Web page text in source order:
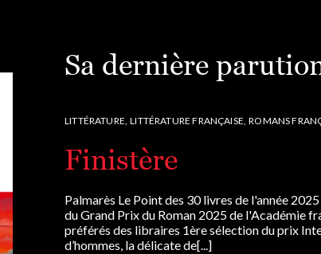
Sa dernière
LITTÉRATURE, LITTÉRATURE FRANÇAISE, ROMANS
Finistère
Palmarès Le Point des 30 livres de l'année
du Grand Prix du Roman 2025 de l'Académie
préférés des libraires 1ère sélection du prix
d’hommes, la délicate de[...]